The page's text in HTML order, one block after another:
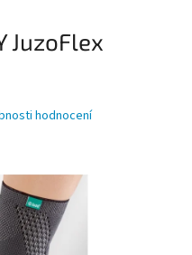
JuzoFlex
hodnocení